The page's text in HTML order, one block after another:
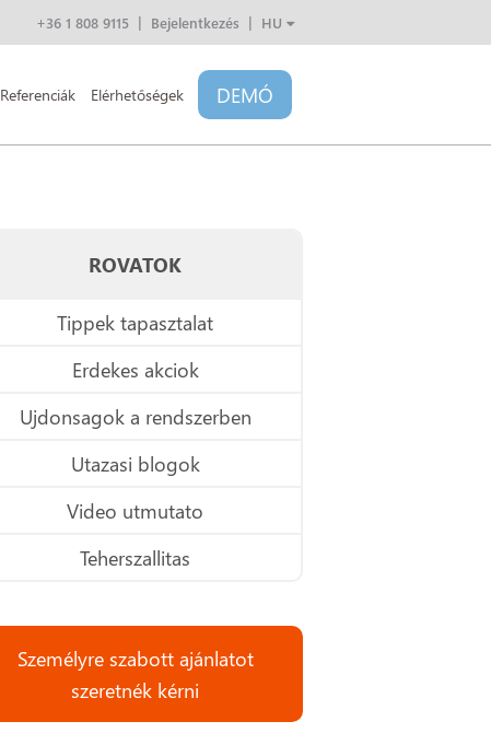
EN
CZ
SK
+36 1 808 9115 Bejelentkezés HU
Referenciák Elérhetőségek DEMÓ
ROVATOK
Tippek tapasztalat
Erdekes akciok
Ujdonsagok a rendszerben
Utazasi blogok
Video utmutato
Teherszallitas
Személyre szabott ajánlatot
szeretnék kérni